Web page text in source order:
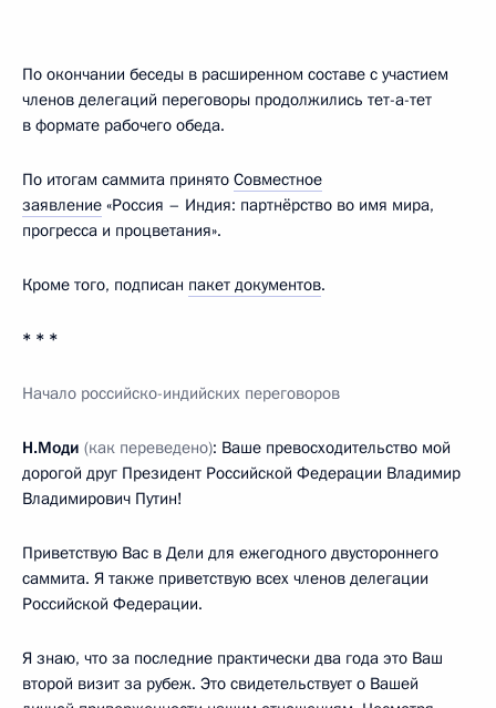
По окончании беседы в расширенном составе с участием
членов делегаций переговоры продолжились тет-а-тет
в формате рабочего обеда.
По итогам саммита принято Совместное
заявление «Россия – Индия: партнёрство во имя мира,
прогресса и процветания».
Кроме того, подписан пакет документов.
* * *
Начало российско-индийских переговоров
Н.Моди (как переведено): Ваше превосходительство мой
дорогой друг Президент Российской Федерации Владимир
Владимирович Путин!
Приветствую Вас в Дели для ежегодного двустороннего
саммита. Я также приветствую всех членов делегации
Российской Федерации.
Я знаю, что за последние практически два года это Ваш
второй визит за рубеж. Это свидетельствует о Вашей